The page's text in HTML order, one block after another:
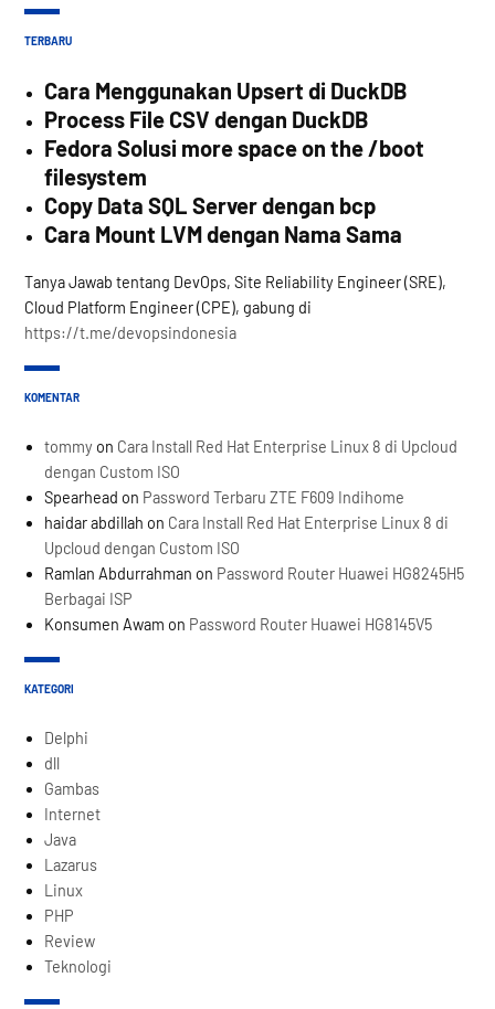
TERBARU
Cara Menggunakan Upsert di DuckDB
Process File CSV dengan DuckDB
Fedora Solusi more space on the /boot
filesystem
Copy Data SQL Server dengan bcp
Cara Mount LVM dengan Nama Sama
Tanya Jawab tentang DevOps, Site Reliability Engineer (SRE),
Cloud Platform Engineer (CPE), gabung di
https://t.me/devopsindonesia
KOMENTAR
tommy on Cara Install Red Hat Enterprise Linux 8 di Upcloud
dengan Custom ISO
Spearhead on Password Terbaru ZTE F609 Indihome
haidar abdillah on Cara Install Red Hat Enterprise Linux 8 di
Upcloud dengan Custom ISO
Ramlan Abdurrahman on Password Router Huawei HG8245H5
Berbagai ISP
Konsumen Awam on Password Router Huawei HG8145V5
KATEGORI
Delphi
dll
Gambas
Internet
Java
Lazarus
Linux
PHP
Review
Teknologi